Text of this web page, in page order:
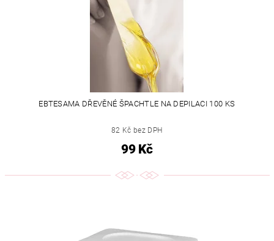
EBTESAMA DŘEVĚNÉ ŠPACHTLE NA DEPILACI 100 KS
82 Kč bez DPH
99 Kč